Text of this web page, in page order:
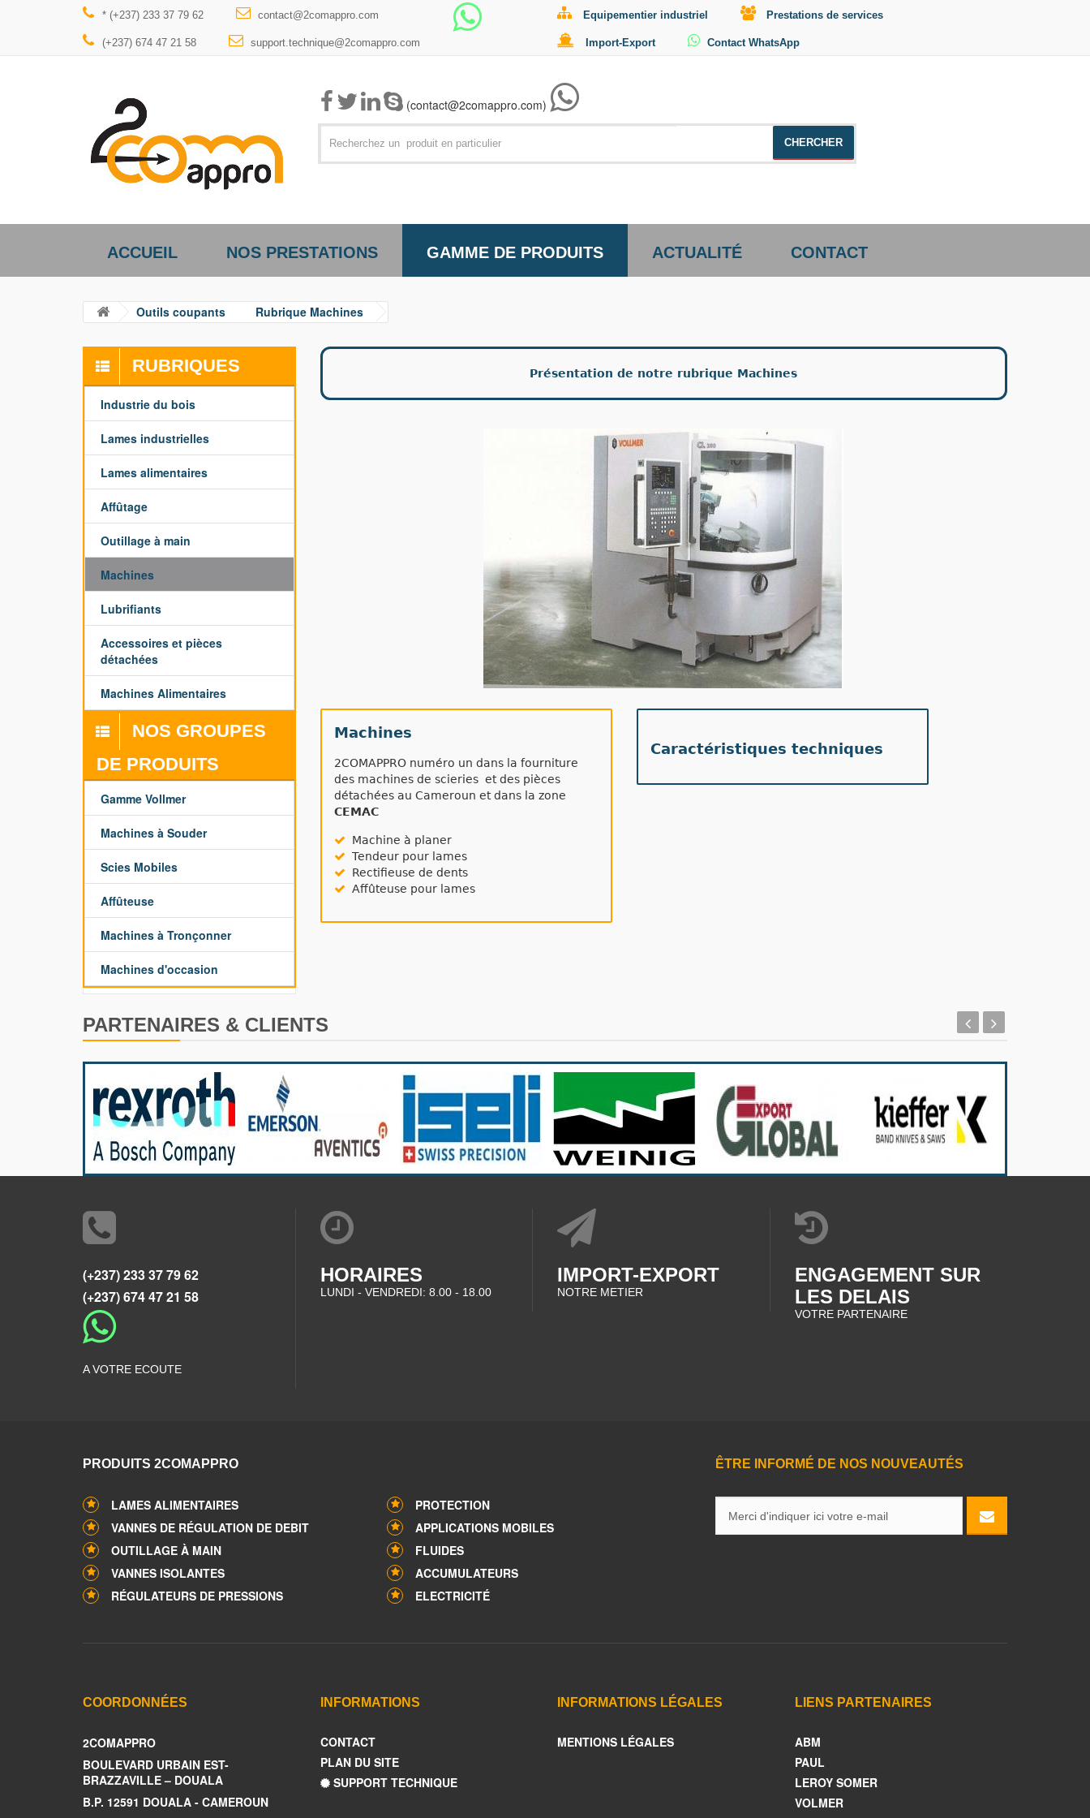
* (+237) 233 37 79 62 contact@2comappro.com
(+237) 674 47 21 58 support.technique@2comappro.com
Equipementier industriel Prestations de services
Import-Export Contact WhatsApp
(contact@2comappro.com)
ACCUEIL NOS PRESTATIONS GAMME DE PRODUITS ACTUALITÉ CONTACT
Outils coupants Rubrique Machines
RUBRIQUES
Industrie du bois
Lames industrielles
Lames alimentaires
Affûtage
Outillage à main
Machines
Lubrifiants
Accessoires et pièces
détachées
Machines Alimentaires
NOS GROUPES
DE PRODUITS
Gamme Vollmer
Machines à Souder
Scies Mobiles
Affûteuse
Machines à Tronçonner
Machines d'occasion
Présentation de notre rubrique Machines
Machines
2COMAPPRO numéro un dans la fourniture
des machines de scieries et des pièces
détachées au Cameroun et dans la zone
CEMAC
Machine à planer
Tendeur pour lames
Rectifieuse de dents
Affûteuse pour lames
Caractéristiques techniques
PARTENAIRES & CLIENTS
(+237) 233 37 79 62
(+237) 674 47 21 58
A VOTRE ECOUTE
HORAIRES
LUNDI - VENDREDI: 8.00 - 18.00
IMPORT-EXPORT
NOTRE METIER
ENGAGEMENT SUR
LES DELAIS
VOTRE PARTENAIRE
PRODUITS 2COMAPPRO
LAMES ALIMENTAIRES
PROTECTION
VANNES DE RÉGULATION DE DEBIT
APPLICATIONS MOBILES
OUTILLAGE À MAIN
FLUIDES
VANNES ISOLANTES
ACCUMULATEURS
RÉGULATEURS DE PRESSIONS
ELECTRICITÉ
ÊTRE INFORMÉ DE NOS NOUVEAUTÉS
COORDONNÉES
2COMAPPRO
BOULEVARD URBAIN EST-
BRAZZAVILLE – DOUALA
B.P. 12591 DOUALA - CAMEROUN
INFORMATIONS
CONTACT
PLAN DU SITE
SUPPORT TECHNIQUE
INFORMATIONS LÉGALES
MENTIONS LÉGALES
LIENS PARTENAIRES
ABM
PAUL
LEROY SOMER
VOLMER